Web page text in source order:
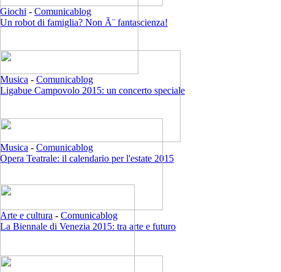
Giochi - Comunicablog
Un robot di famiglia? Non Ã¨ fantascienza!
Musica - Comunicablog
Ligabue Campovolo 2015: un concerto speciale
Musica - Comunicablog
Opera Teatrale: il calendario per l'estate 2015
Arte e cultura - Comunicablog
La Biennale di Venezia 2015: tra arte e futuro